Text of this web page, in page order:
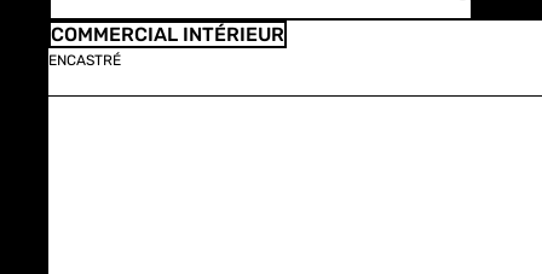
COMMERCIAL INTÉRIEUR
ENCASTRÉ